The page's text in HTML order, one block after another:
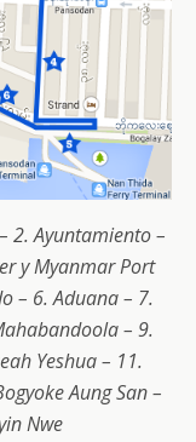
2. Ayuntamiento –
y Myanmar Port
– 6. Aduana – 7.
– 9.
Yeshua – 11.
Aung San –
Nwe